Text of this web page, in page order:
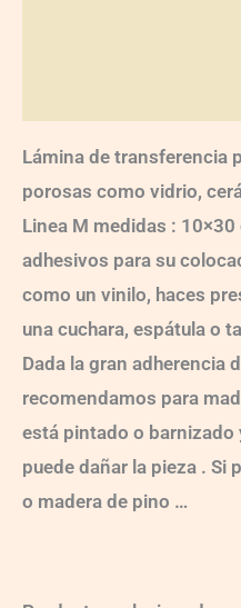
Lámina de transferencia
porosas como vidrio,
Linea M medidas :
adhesivos para su
como un vinilo, haces
una cuchara, espátula o
Dada la gran adherencia
recomendamos para
está pintado o barnizado
puede dañar la pieza . Si
o madera de pino …